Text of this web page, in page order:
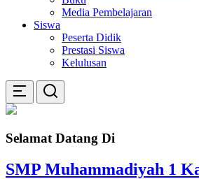
Media Pembelajaran
Siswa
Peserta Didik
Prestasi Siswa
Kelulusan
Selamat Datang Di
SMP Muhammadiyah 1